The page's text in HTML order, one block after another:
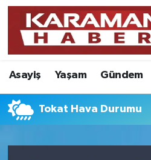
Asayiş Yaşam Gündem
Tokat Hava Durumu
Asayiş
Bilim - Teknoloji
Eğitim
Nöbetçi Eczaneler
Hava Durumu
Karaman Namaz Vakitleri